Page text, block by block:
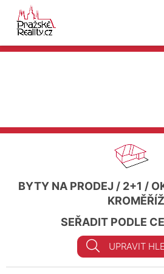
BYTY NA PRODEJ / 2+1 /
KROMĚŘÍŽ
SEŘADIT PODLE
UPRAVIT